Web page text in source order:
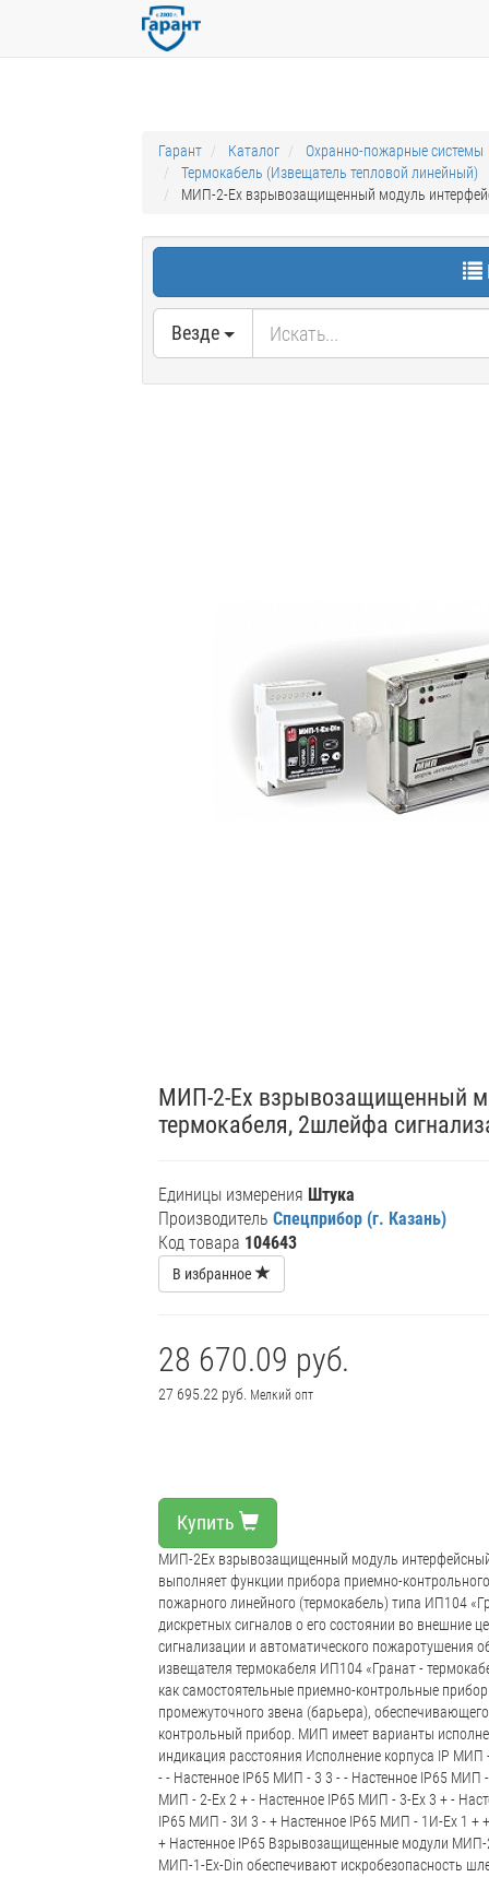
Гарант Каталог
Охранно-пожарные системы
Термокабель (Извещатель тепловой линейный)
МИП-2-Ex взрывозащищенный модуль
Везде
МИП-2-Ex взрывозащищенный
термокабеля, 2шлейфа
Единицы измерения Штука
Производитель Спецприбор (г. Казань)
Код товара 104643
В избранное
28 670.09 руб.
27 695.22 руб. Мелкий опт
Купить
МИП-2Ex взрывозащищенный модуль
выполняет функции прибора приемно-
пожарного линейного (термокабель) типа ИП104
дискретных сигналов о его состоянии во
сигнализации и автоматического пожаротушения
извещателя термокабеля ИП104 «Гранат -
как самостоятельные приемно-контрольные
промежуточного звена (барьера),
контрольный прибор. МИП имеет варианты
индикация расстояния Исполнение корпуса IP
- - Настенное IP65 МИП - 3 3 - - Настенное IP65 МИП
МИП - 2-Ex 2 + - Настенное IP65 МИП - 3-Ex 3 + -
IP65 МИП - 3И 3 - + Настенное IP65 МИП - 1И-Ex 1 +
+ Настенное IP65 Взрывозащищенные модули
МИП-1-Ex-Din обеспечивают искробезопасность